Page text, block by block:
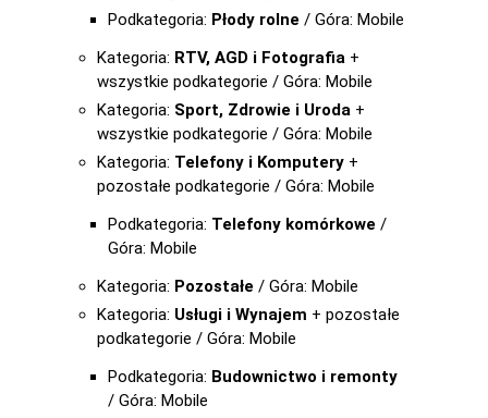
Podkategoria: Płody rolne / Góra: Mobile
Kategoria: RTV, AGD i Fotografia +
wszystkie podkategorie / Góra: Mobile
Kategoria: Sport, Zdrowie i Uroda +
wszystkie podkategorie / Góra: Mobile
Kategoria: Telefony i Komputery +
pozostałe podkategorie / Góra: Mobile
Podkategoria: Telefony komórkowe /
Góra: Mobile
Kategoria: Pozostałe / Góra: Mobile
Kategoria: Usługi i Wynajem + pozostałe
podkategorie / Góra: Mobile
Podkategoria: Budownictwo i remonty
/ Góra: Mobile